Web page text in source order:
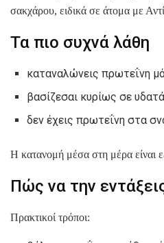
σακχάρου, ειδικά σε άτομα με
Τα πιο συχνά λάθη
καταναλώνεις πρωτεΐνη
βασίζεσαι κυρίως σε
δεν έχεις πρωτεΐνη στα
Η κατανομή μέσα στη μέρα είναι
Πώς να την
Πρακτικοί τρόποι: